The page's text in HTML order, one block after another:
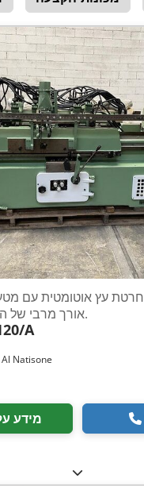
Natisone
אורך מרבי של החלק 1200 מ"מ.
A
מידע